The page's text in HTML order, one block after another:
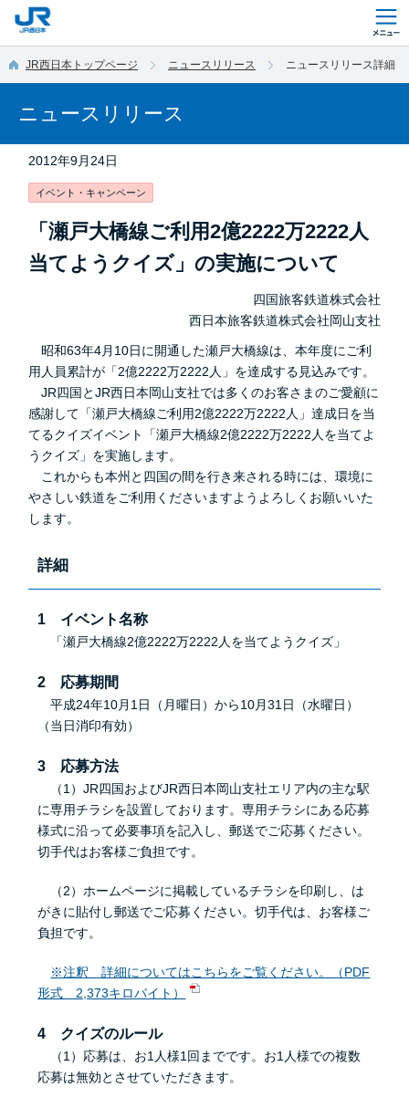
JR西日本トップページ ニュースリリース ニュースリリース詳細
ニュースリリース
2012年9月24日
イベント・キャンペーン
「瀬戸大橋線ご利用2億2222万2222人
当てようクイズ」の実施について
四国旅客鉄道株式会社
西日本旅客鉄道株式会社岡山支社
昭和63年4月10日に開通した瀬戸大橋線は、本年度にご利
用人員累計が「2億2222万2222人」を達成する見込みです。
JR四国とJR西日本岡山支社では多くのお客さまのご愛顧に
感謝して「瀬戸大橋線ご利用2億2222万2222人」達成日を当
てるクイズイベント「瀬戸大橋線2億2222万2222人を当てよ
うクイズ」を実施します。
これからも本州と四国の間を行き来される時には、環境に
やさしい鉄道をご利用くださいますようよろしくお願いいた
します。
詳細
1 イベント名称
「瀬戸大橋線2億2222万2222人を当てようクイズ」
2 応募期間
平成24年10月1日（月曜日）から10月31日（水曜日）
（当日消印有効）
3 応募方法
（1）JR四国およびJR西日本岡山支社エリア内の主な駅
に専用チラシを設置しております。専用チラシにある応募
様式に沿って必要事項を記入し、郵送でご応募ください。
切手代はお客様ご負担です。
（2）ホームページに掲載しているチラシを印刷し、は
がきに貼付し郵送でご応募ください。切手代は、お客様ご
負担です。
※注釈 詳細についてはこちらをご覧ください。（PDF
形式 2,373キロバイト）
4 クイズのルール
（1）応募は、お1人様1回までです。お1人様での複数
応募は無効とさせていただきます。